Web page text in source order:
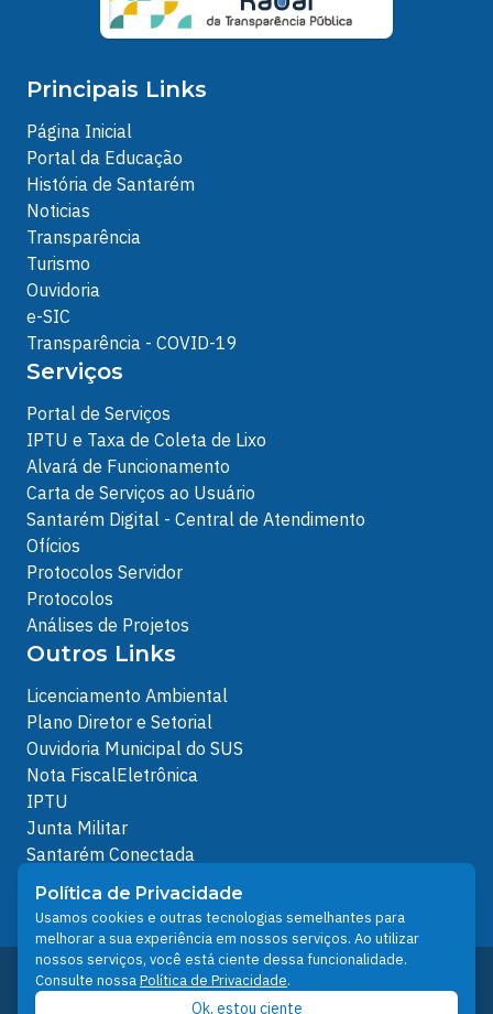
Principais Links
Página Inicial
Portal da Educação
História de Santarém
Noticias
Transparência
Turismo
Ouvidoria
e-SIC
Transparência - COVID-19
Serviços
Portal de Serviços
IPTU e Taxa de Coleta de Lixo
Alvará de Funcionamento
Carta de Serviços ao Usuário
Santarém Digital - Central de Atendimento
Ofícios
Protocolos Servidor
Protocolos
Análises de Projetos
Outros Links
Licenciamento Ambiental
Plano Diretor e Setorial
Ouvidoria Municipal do SUS
Nota FiscalEletrônica
IPTU
Junta Militar
Santarém Conectada
Política de Privacidade
People illustrations by Storyset
Desenvolvido pelo Núcleo Técnico de Gestão de
Tecnologia da Informação - NTI
Política de Privacidade
Usamos cookies e outras tecnologias semelhantes para
melhorar a sua experiência em nossos serviços. Ao utilizar
nossos serviços, você está ciente dessa funcionalidade.
Consulte nossaPolítica de Privacidade.
Ok, estou ciente